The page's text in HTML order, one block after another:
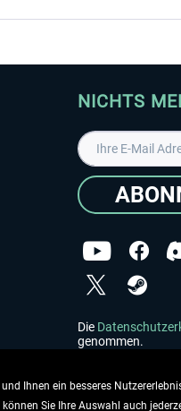
NICHTS
Die
genommen.
Ihnen ein besseres
Sie Ihre Auswahl auch